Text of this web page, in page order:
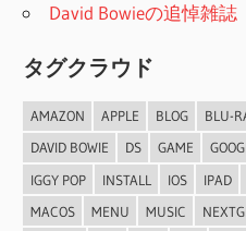
David Bowieの追悼雑誌
タグクラウド
AMAZON APPLE BLOG BLU-
DAVID BOWIE
DS GAME
IGGY POP
INSTALL IOS IPAD
MACOS
MENU MUSIC